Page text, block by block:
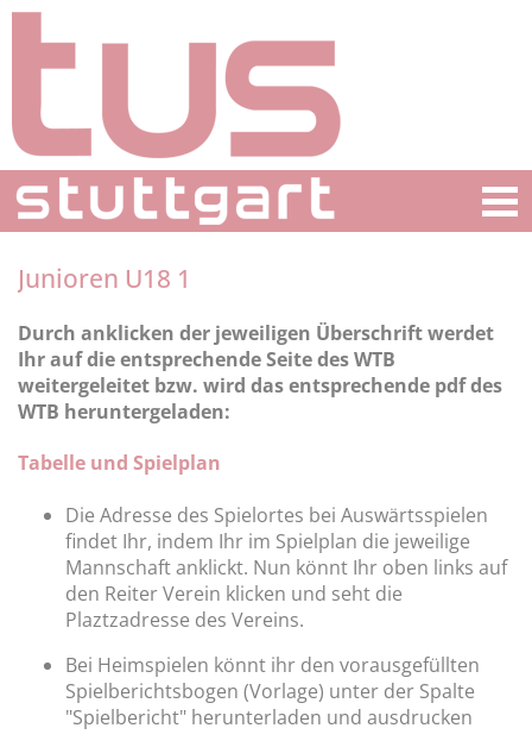
Junioren U18 1
Durch anklicken der jeweiligen Überschrift werdet
Ihr auf die entsprechende Seite des WTB
weitergeleitet bzw. wird das entsprechende pdf des
WTB heruntergeladen:
Tabelle und Spielplan
Die Adresse des Spielortes bei Auswärtsspielen
findet Ihr, indem Ihr im Spielplan die jeweilige
Mannschaft anklickt. Nun könnt Ihr oben links auf
den Reiter Verein klicken und seht die
Plaztzadresse des Vereins.
Bei Heimspielen könnt ihr den vorausgefüllten
Spielberichtsbogen (Vorlage) unter der Spalte
"Spielbericht" herunterladen und ausdrucken